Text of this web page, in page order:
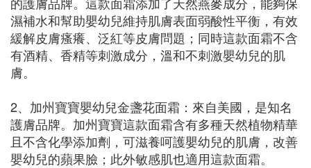
濕補水和幫助嬰幼兒維持肌膚表面弱酸性平衡，有效
緩解皮膚瘙癢、泛紅等皮膚問題；同時這款面霜不含
有酒精、香精等刺激成分，溫和不刺激嬰幼兒的肌
膚。
2、加州寶寶嬰幼兒金盞花面霜：來自美國，是知名
護膚品牌。加州寶寶這款面霜含有多種天然植物精華
且不含化學添加劑，可滋養呵護嬰幼兒的肌膚，改善
嬰幼兒的蘋果臉；此外敏感肌也適用這款面霜。